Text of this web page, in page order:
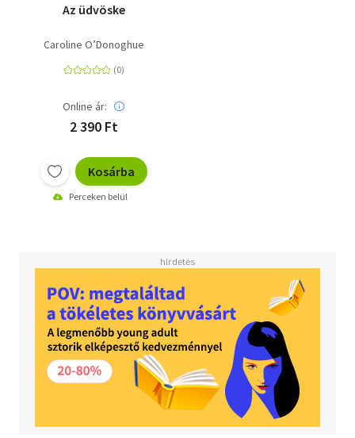
Az üdvöske
Caroline O’Donoghue
Online ár:
2 390 Ft
Kosárba
Perceken belül